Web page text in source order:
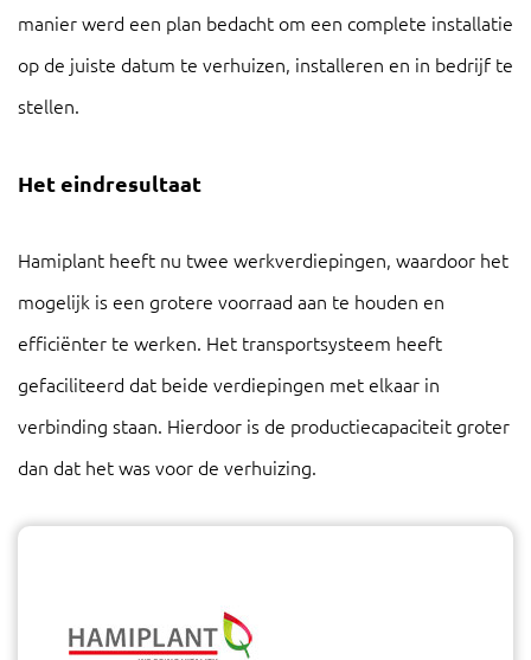
manier werd een plan bedacht om een complete installatie
op de juiste datum te verhuizen, installeren en in bedrijf te
stellen.
Het eindresultaat
Hamiplant heeft nu twee werkverdiepingen, waardoor het
mogelijk is een grotere voorraad aan te houden en
efficiënter te werken. Het transportsysteem heeft
gefaciliteerd dat beide verdiepingen met elkaar in
verbinding staan. Hierdoor is de productiecapaciteit groter
dan dat het was voor de verhuizing.